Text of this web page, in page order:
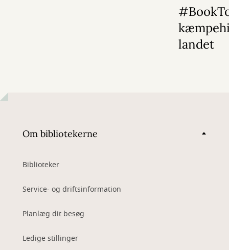
landet
Om bibliotekerne
Biblioteker
Service- og driftsinformation
Planlæg dit besøg
Ledige stillinger